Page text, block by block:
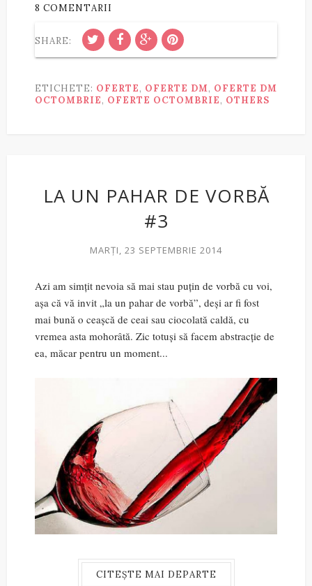
8 COMENTARII
SHARE:
ETICHETE: OFERTE, OFERTE DM, OFERTE DM
OCTOMBRIE, OFERTE OCTOMBRIE, OTHERS
LA UN PAHAR DE VORBĂ
#3
MARȚI, 23 SEPTEMBRIE 2014
Azi am simțit nevoia să mai stau puțin de vorbă cu voi,
așa că vă invit „la un pahar de vorbă”, deși ar fi fost
mai bună o ceașcă de ceai sau ciocolată caldă, cu
vremea asta mohorâtă. Zic totuși să facem abstracție de
ea, măcar pentru un moment...
CITEȘTE MAI DEPARTE